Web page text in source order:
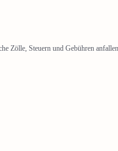
Zölle, Steuern und Gebühren